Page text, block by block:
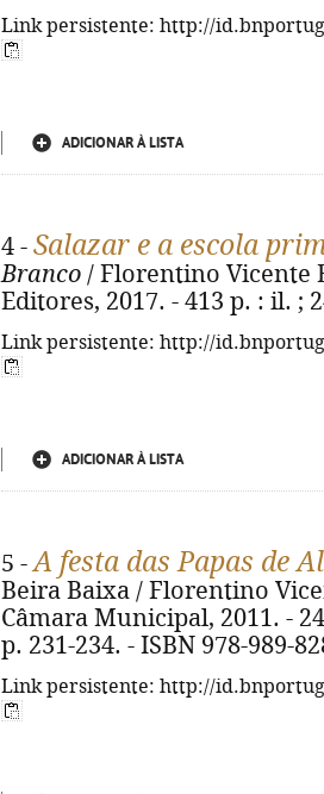
Link persistente: http://
ADICIONAR À LISTA
4 - Salazar e a escola
Branco / Florentino Vicente
Editores, 2017. - 413 p. : il. ;
Link persistente: http://
ADICIONAR À LISTA
5 -A festa das Papas de
Beira Baixa / Florentino
Câmara Municipal, 2011. -
p. 231-234. - ISBN 978-989-
Link persistente: http://